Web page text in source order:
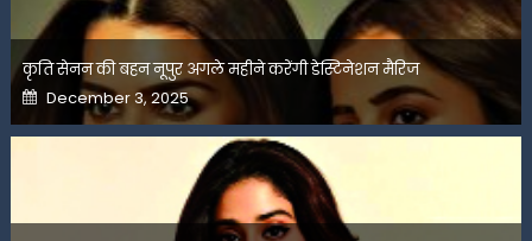
कृति सेनन की बहन नूपुर अगले महीने करेंगी डेस्टिनेशन मैरिज
Posted
on
December 3, 2025